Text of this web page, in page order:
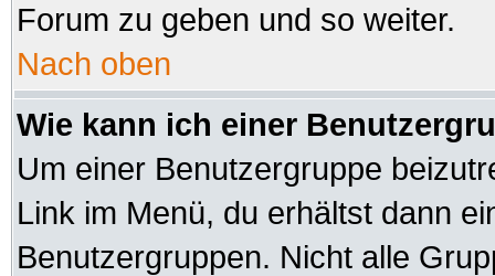
Forum zu geben und so weiter.
Nach oben
Wie kann ich einer
Um einer Benutzergruppe
Link im Menü, du erhältst dann
Benutzergruppen. Nicht alle